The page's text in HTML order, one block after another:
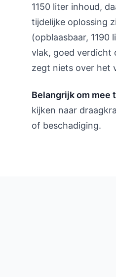
1150 liter inhoud,
tijdelijke oplossing
(opblaasbaar, 1190
vlak, goed verdicht
zegt niets over het
Belangrijk om mee
kijken naar
of beschadiging.